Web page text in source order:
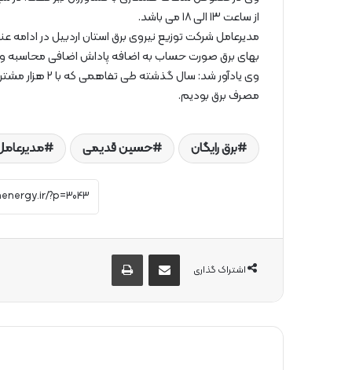
از ساعت ۱۳ الی ۱۸ می باشد.
مدیرعامل شرکت توزیع نیروی برق استان اردبیل در
بهای برق صورت حساب به اضافه پاداش اضافی محاسبه
مصرف برق بودیم.
برق رایگان حسین قدیمی
اشتراک گذاری
از طریق ایمیل به اشتراک بگذارید